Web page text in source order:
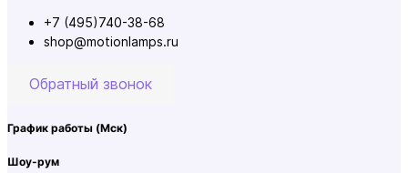
+7 (495)740-38-68
shop@motionlamps.ru
Обратный звонок
График работы (Мск)
Шоу-рум